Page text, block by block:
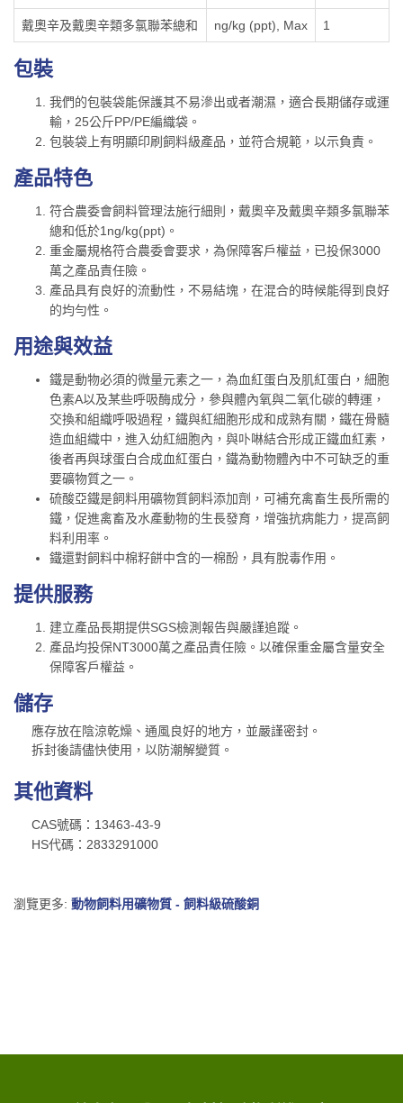
戴奧辛及戴奧辛類多氯聯苯總和 ng/kg (ppt), Max 1
包裝
我們的包裝袋能保護其不易滲出或者潮濕，適合長期儲存或運
輸，25公斤PP/PE編織袋。
包裝袋上有明顯印刷飼料級產品，並符合規範，以示負責。
產品特色
符合農委會飼料管理法施行細則，戴奧辛及戴奧辛類多氯聯苯
總和低於1ng/kg(ppt)。
重金屬規格符合農委會要求，為保障客戶權益，已投保3000
萬之產品責任險。
產品具有良好的流動性，不易結塊，在混合的時候能得到良好
的均勻性。
用途與效益
鐵是動物必須的微量元素之一，為血紅蛋白及肌紅蛋白，細胞
色素A以及某些呼吸酶成分，參與體內氧與二氧化碳的轉運，
交換和組織呼吸過程，鐵與紅細胞形成和成熟有關，鐵在骨髓
造血組織中，進入幼紅細胞內，與卟啉結合形成正鐵血紅素，
後者再與球蛋白合成血紅蛋白，鐵為動物體內中不可缺乏的重
要礦物質之一。
硫酸亞鐵是飼料用礦物質飼料添加劑，可補充禽畜生長所需的
鐵，促進禽畜及水產動物的生長發育，增強抗病能力，提高飼
料利用率。
鐵還對飼料中棉籽餅中含的一棉酚，具有脫毒作用。
提供服務
建立產品長期提供SGS檢測報告與嚴謹追蹤。
產品均投保NT3000萬之產品責任險。以確保重金屬含量安全
保障客戶權益。
儲存
應存放在陰涼乾燥、通風良好的地方，並嚴謹密封 。
拆封後請儘快使用，以防潮解變質。
其他資料
CAS號碼：13463-43-9
HS代碼：2833291000
瀏覽更多: 動物飼料用礦物質 - 飼料級硫酸銅